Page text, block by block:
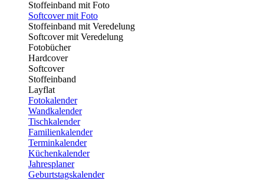
Stoffeinband mit Foto
Softcover mit Foto
Stoffeinband mit Veredelung
Softcover mit Veredelung
Fotobücher
Hardcover
Softcover
Stoffeinband
Layflat
Fotokalender
Wandkalender
Tischkalender
Familienkalender
Terminkalender
Küchenkalender
Jahresplaner
Geburtstagskalender